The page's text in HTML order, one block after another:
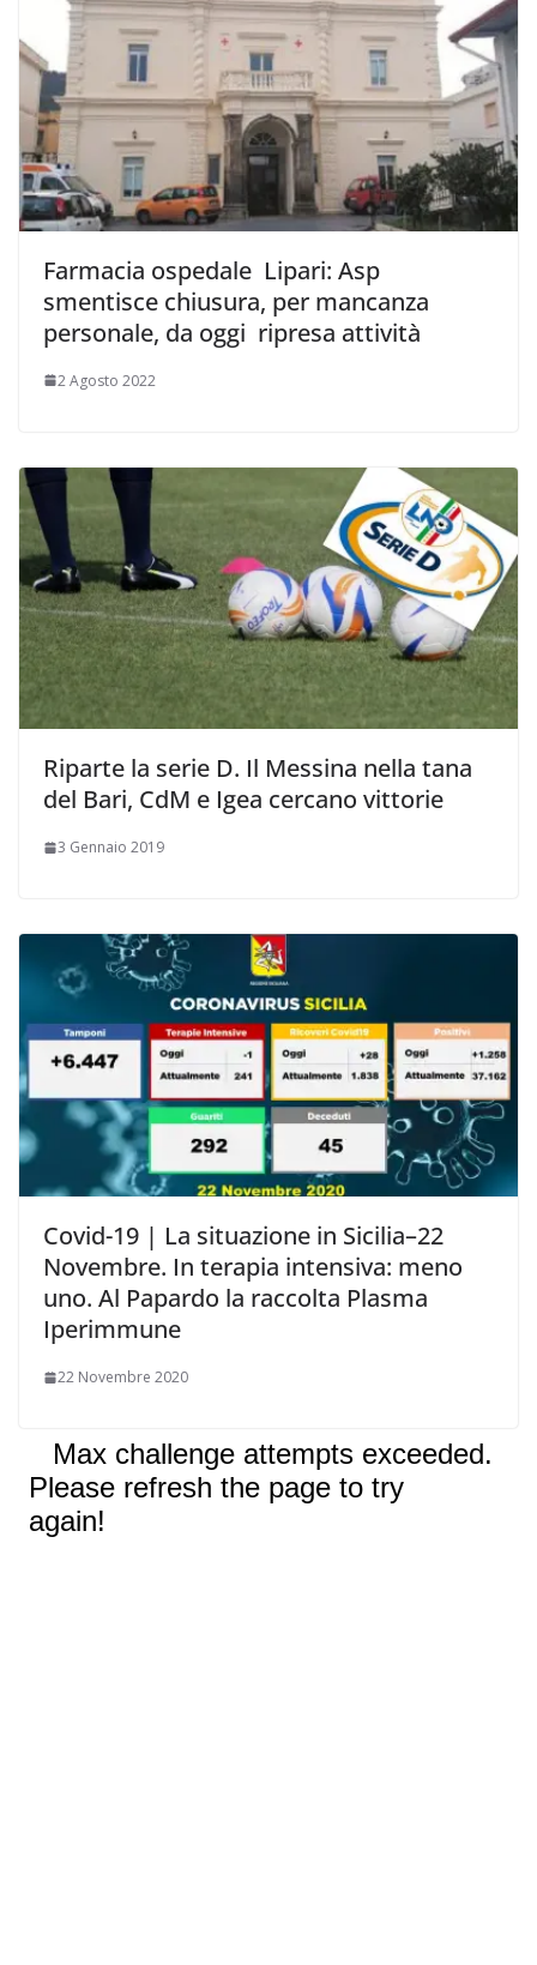
Farmacia ospedale Lipari: Asp
smentisce chiusura, per mancanza
personale, da oggi ripresa attività
2 Agosto 2022
Riparte la serie D. Il Messina nella tana
del Bari, CdM e Igea cercano vittorie
3 Gennaio 2019
Covid-19 | La situazione in Sicilia–22
Novembre. In terapia intensiva: meno
uno. Al Papardo la raccolta Plasma
Iperimmune
22 Novembre 2020